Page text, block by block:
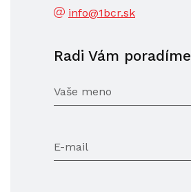
info@1bcr.sk
Radi Vám poradíme
Vaše meno
E-mail